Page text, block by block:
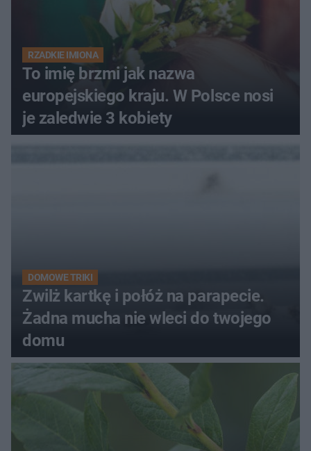
RZADKIE IMIONA
To imię brzmi jak nazwa
europejskiego kraju. W Polsce nosi
je zaledwie 3 kobiety
DOMOWE TRIKI
Zwilż kartkę i połóż na parapecie.
Żadna mucha nie wleci do twojego
domu